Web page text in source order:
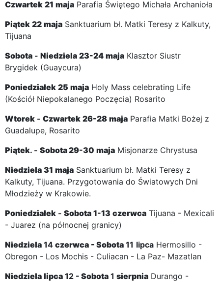
Czwartek 21 maja Parafia Świętego Michała Archanioła
Piątek 22 maja Sanktuarium bł. Matki Teresy z Kalkuty,
Tijuana
Sobota - Niedziela 23-24 maja Klasztor Siustr
Brygidek (Guaycura)
Poniedziałek 25 maja Holy Mass celebrating Life
(Kościół Niepokalanego Poczęcia) Rosarito
Wtorek - Czwartek 26-28 maja Parafia Matki Bożej z
Guadalupe, Rosarito
Piątek. - Sobota29-30 maja Misjonarze Chrystusa
Niedziela 31 maja Sanktuarium bł. Matki Teresy z
Kalkuty, Tijuana. Przygotowania do Światowych Dni
Młodzieży w Krakowie.
Poniedziałek - Sobota 1-13 czerwca Tijuana - Mexicali
- Juarez (na północnej granicy)
Niedziela 14 czerwca - Sobota 11 lipca Hermosillo -
Obregon - Los Mochis - Culiacan - La Paz- Mazatlan
Niedziela lipca 12 - Sobota 1 sierpnia Durango -